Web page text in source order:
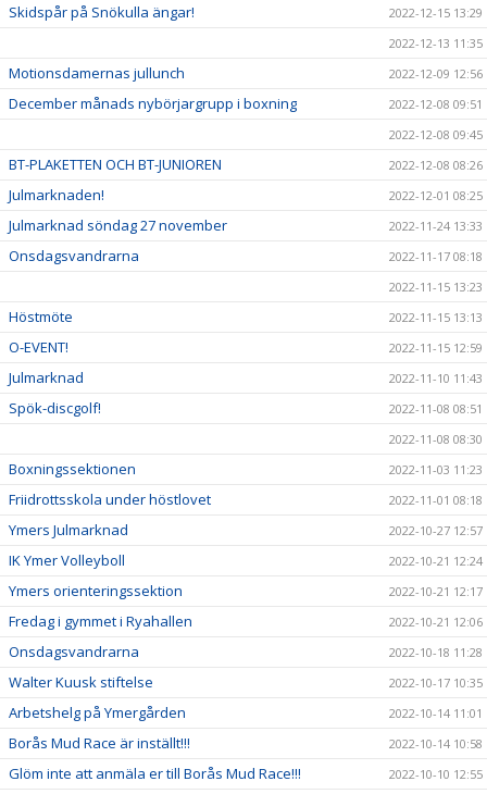
Skidspår på Snökulla ängar!
2022-12-15 13:29
2022-12-13 11:35
Motionsdamernas jullunch 2022-12-09 12:56
December månads nybörjargrupp i boxning
2022-12-08 09:51
2022-12-08 09:45
BT-PLAKETTEN OCH BT-JUNIOREN 2022-12-08 08:26
Julmarknaden! 2022-12-01 08:25
Julmarknad söndag 27 november 2022-11-24 13:33
Onsdagsvandrarna
2022-11-17 08:18
2022-11-15 13:23
Höstmöte 2022-11-15 13:13
O-EVENT! 2022-11-15 12:59
Julmarknad 2022-11-10 11:43
Spök-discgolf!
2022-11-08 08:51
2022-11-08 08:30
Boxningssektionen 2022-11-03 11:23
Friidrottsskola under höstlovet 2022-11-01 08:18
Ymers Julmarknad 2022-10-27 12:57
IK Ymer Volleyboll 2022-10-21 12:24
Ymers orienteringssektion 2022-10-21 12:17
Fredag i gymmet i Ryahallen 2022-10-21 12:06
Onsdagsvandrarna 2022-10-18 11:28
Walter Kuusk stiftelse 2022-10-17 10:35
Arbetshelg på Ymergården 2022-10-14 11:01
Borås Mud Race är inställt!!! 2022-10-14 10:58
Glöm inte att anmäla er till Borås Mud Race!!!
2022-10-10 12:55